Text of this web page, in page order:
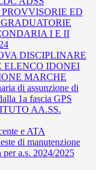
ED
I E II
DISCIPLINARE
ELENCO IDONEI
MARCHE
di assunzione di
1a fascia GPS
AA.SS.
e ATA
di manutenzione
a.s. 2024/2025